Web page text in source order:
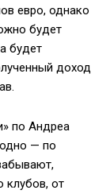
евро, однако
будет
будет
доход
по Андреа
— по
клубов, от